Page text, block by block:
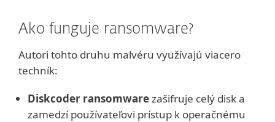
Ako funguje ransomware?
Autori tohto druhu malvéru využívajú viacero
techník:
Diskcoder ransomwarezašifruje celý disk a
zamedzí používateľovi prístup k operačnému